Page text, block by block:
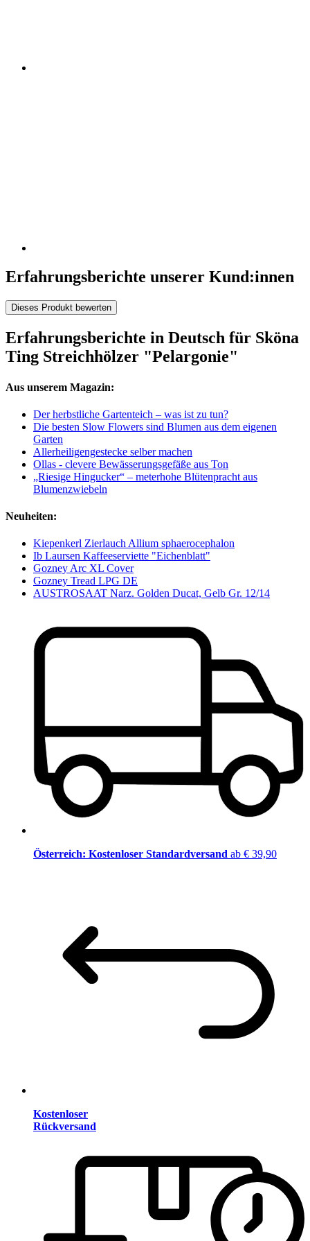
Erfahrungsberichte unserer Kund:innen
Dieses Produkt bewerten
Erfahrungsberichte in Deutsch für Sköna
Ting Streichhölzer "Pelargonie"
Aus unserem Magazin:
Der herbstliche Gartenteich – was ist zu tun?
Die besten Slow Flowers sind Blumen aus dem eigenen
Garten
Allerheiligengestecke selber machen
Ollas - clevere Bewässerungsgefäße aus Ton
„Riesige Hingucker“ – meterhohe Blütenpracht aus
Blumenzwiebeln
Neuheiten:
Kiepenkerl Zierlauch Allium sphaerocephalon
Ib Laursen Kaffeeserviette "Eichenblatt"
Gozney Arc XL Cover
Gozney Tread LPG DE
AUSTROSAAT Narz. Golden Ducat, Gelb Gr. 12/14
Österreich: Kostenloser Standardversand ab € 39,90
Kostenloser
Rückversand